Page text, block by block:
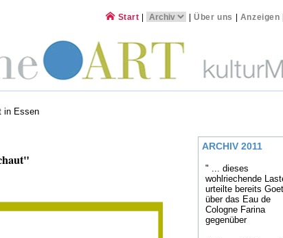
Start |Über uns Anzeigen
in Essen
ARCHIV 2011
" ... dieses
wohlriechende
urteilte bereits
über das Eau de
Cologne Farina
gegenüber